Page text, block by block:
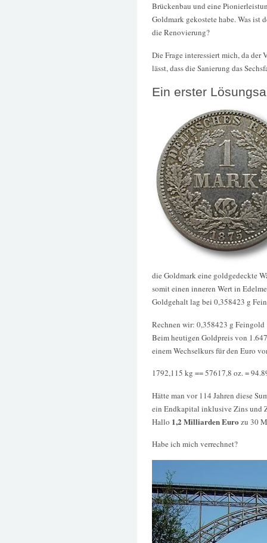
Brückenbau und eine
Goldmark gekostete habe. Was ist
die Renovierung?
Die Frage interessiert mich, da
lässt, dass die Sanierung das
Ein erster
die Goldmark eine goldgedeckte
somit einen inneren Wert in
Goldgehalt lag bei 0,358423 g
Rechnen wir: 0,358423 g
Beim heutigen Goldpreis von
einem Wechselkurs für den Euro
1792,115 kg == 57617,8 oz. =
Hätte man vor 114 Jahren diese
ein Endkapital inklusive Zins und
Hallo 1,2 Milliarden Euro zu 30
Habe ich mich verrechnet?